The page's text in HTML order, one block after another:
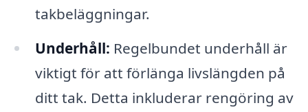
takbeläggningar.
Underhåll: Regelbundet underhåll är
viktigt för att förlänga livslängden på
ditt tak. Detta inkluderar rengöring av